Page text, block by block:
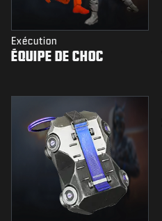
Exécution
ÉQUIPE DE CHOC